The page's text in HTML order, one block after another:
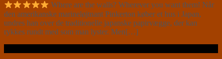
Where are the walls? Wherever you want them! Når
den amerikanske marineløjtnant Pinkerton køber et hus i Japan,
undres han over de traditionelle japanske papirvægge, der kan
rykkes rundt med som man lyster. Men[…]